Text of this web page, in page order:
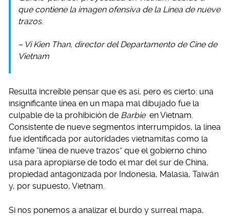
que contiene la imagen ofensiva de la Línea de nueve
trazos.
– Vi Kien Than, director del Departamento de Cine de
Vietnam
Resulta increíble pensar que es así, pero es cierto: una
insignificante línea en un mapa mal dibujado fue la
culpable de la prohibición de Barbie en Vietnam.
Consistente de nueve segmentos interrumpidos, la línea
fue identificada por autoridades vietnamitas como la
infame “línea de nueve trazos” que el gobierno chino
usa para apropiarse de todo el mar del sur de China,
propiedad antagonizada por Indonesia, Malasia, Taiwán
y, por supuesto, Vietnam.
Si nos ponemos a analizar el burdo y surreal mapa,